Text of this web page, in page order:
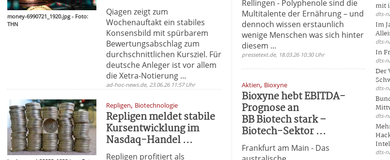
money-6990721_1920.jpg - Foto:
THN
Qiagen zeigt zum
Wochenauftakt ein stabiles
Konsensbild mit spürbarem
Bewertungsabschlag zum
durchschnittlichen Kursziel. Für
deutsche Anleger ist vor allem
die Xetra-Notierung ...
ad-hoc-news.de, 23.06.26 11:57 Uhr
Repligen, Biotechnologie
Repligen meldet stabile
Kursentwicklung im
Nasdaq-Handel ...
Repligen profitiert als
Rellingen - Polyphenole sind die
Multitalente der Ernährung – und
dennoch wissen erstaunlich
wenige Menschen was sich hinter
diesem ...
pressetext.de, 18.03.26 10:30 Uhr
Aktien, Bioxyne
Bioxyne hebt EBITDA-
Prognose an
BB Biotech stark –
Biotech-Sektor ...
Frankfurt am Main - Das
mit
dts-
Im
dts-
In
dts-
Der
dts-
dts-
dts-